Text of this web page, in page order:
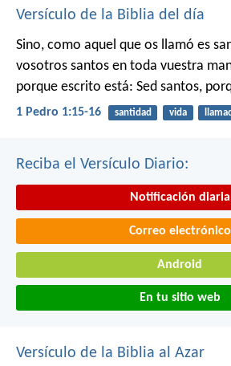
Versículo de la Biblia del día
Sino, como aquel que os llamó es
vosotros santos en toda vuestra
porque escrito está: Sed santos,
1 Pedro 1:15-16 santidad vida
Reciba el Versículo Diario:
Notificación diaria
Correo electrónico
Android
En tu sitio web
Versículo de la Biblia al Azar